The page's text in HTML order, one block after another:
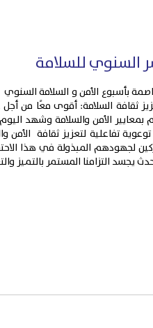
السنوي للسلامة
تعزيز ثقافة السلامة: أقوى معًا من
بمعايير الأمن والسلامة وشهد
تفاعلية لتعزيز ثقافة
لجهودهم المبذولة في هذا
يجسد التزامنا المستمر بالتميز